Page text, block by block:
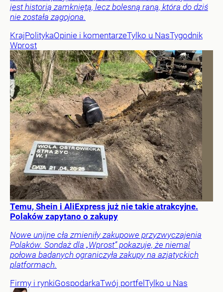
jest historią zamkniętą, lecz bolesną raną, która do dziś
nie została zagojona.
KrajPolitykaOpinie i komentarzeTylko u NasTygodnik
Wprost
Temu, Shein i AliExpress już nie takie atrakcyjne.
Polaków zapytano o zakupy
Nowe unijne cła zmieniły zakupowe przyzwyczajenia
Polaków. Sondaż dla „Wprost” pokazuje, że niemal
połowa badanych ograniczyła zakupy na azjatyckich
platformach.
Firmy i rynkiGospodarkaTwój portfel Tylko u Nas